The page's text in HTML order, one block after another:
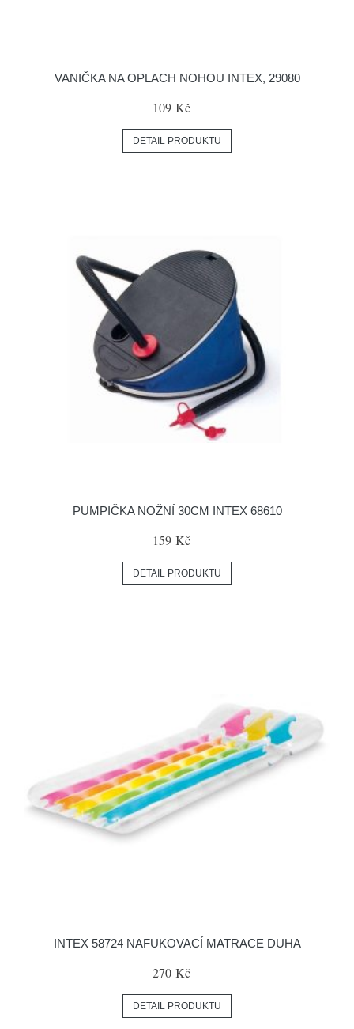
VANIČKA NA OPLACH NOHOU INTEX, 29080
109 Kč
DETAIL PRODUKTU
PUMPIČKA NOŽNÍ 30CM INTEX 68610
159 Kč
DETAIL PRODUKTU
INTEX 58724 NAFUKOVACÍ MATRACE DUHA
270 Kč
DETAIL PRODUKTU